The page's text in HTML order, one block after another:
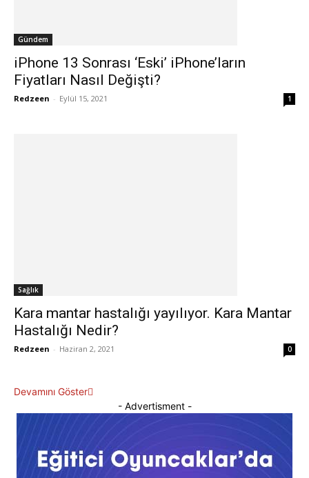
Gündem
iPhone 13 Sonrası ‘Eski’ iPhone’ların
Fiyatları Nasıl Değişti?
Redzeen - Eylül 15, 2021 1
Sağlık
Kara mantar hastalığı yayılıyor. Kara Mantar
Hastalığı Nedir?
Redzeen - Haziran 2, 2021 0
Devamını Göster
- Advertisment -